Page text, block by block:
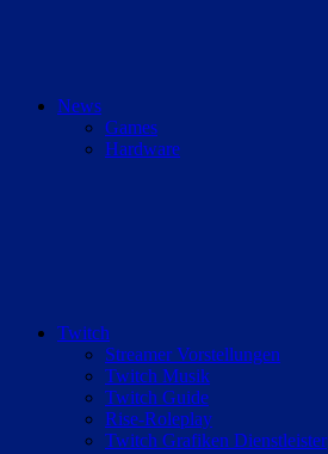
News
Games
Hardware
Twitch
Streamer Vorstellungen
Twitch Musik
Twitch Guide
Rise-Roleplay
Twitch Grafiken Dienstleister